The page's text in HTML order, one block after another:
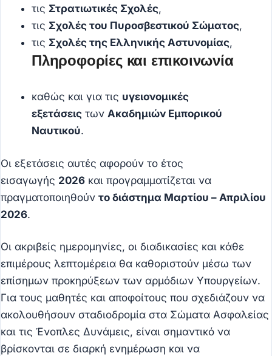
τις Στρατιωτικές Σχολές,
τις Σχολές του Πυροσβεστικού Σώματος,
τις Σχολές της Ελληνικής Αστυνομίας,
Πληροφορίες και επικοινωνία
καθώς και για τις υγειονομικές
εξετάσεις των Ακαδημιών Εμπορικού
Ναυτικού.
Οι εξετάσεις αυτές αφορούν το έτος
εισαγωγής 2026 και προγραμματίζεται να
πραγματοποιηθούν το διάστημα Μαρτίου – Απριλίου
2026.
Οι ακριβείς ημερομηνίες, οι διαδικασίες και κάθε
επιμέρους λεπτομέρεια θα καθοριστούν μέσω των
επίσημων προκηρύξεων των αρμόδιων Υπουργείων.
Για τους μαθητές και αποφοίτους που σχεδιάζουν να
ακολουθήσουν σταδιοδρομία στα Σώματα Ασφαλείας
και τις Ένοπλες Δυνάμεις, είναι σημαντικό να
βρίσκονται σε διαρκή ενημέρωση και να